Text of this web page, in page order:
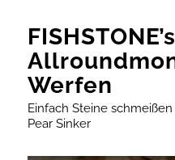
FISHSTONE’s
Werfen
Einfach Steine
Pear Sinker